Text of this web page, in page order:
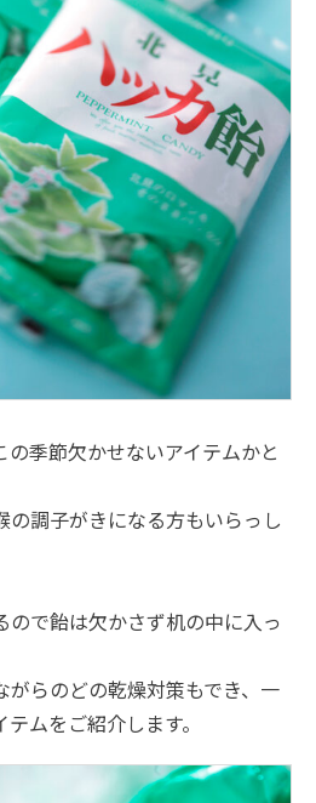
季節欠かせないアイテムかと
調子がきになる方もいらっし
で飴は欠かさず机の中に入っ
らのどの乾燥対策もでき、一
ムをご紹介します。